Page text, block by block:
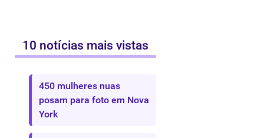
10 notícias mais vistas
450 mulheres nuas
posam para foto em Nova
York